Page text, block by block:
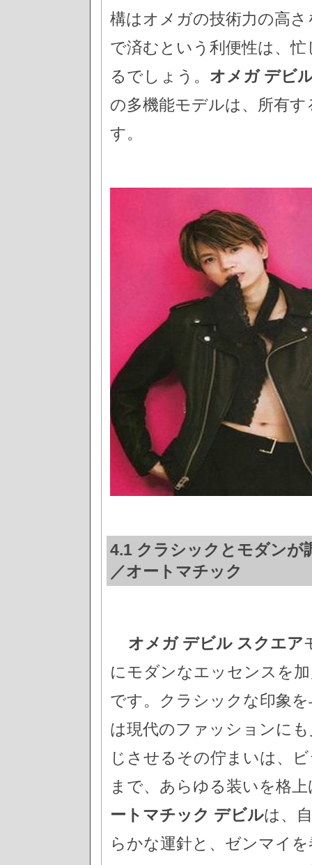
構はオメガの技術力の高
で済むという利便性は、
るでしょう。 オメガ デビ
の多機能モデルは、所有
す。
4.1 クラシックとモダン
／オートマチック
オメガ デビル スクエア
にモダンなエッセンスを
です。クラシックな印象
は現代のファッションに
じさせるその佇まいは、
まで、あらゆる装いを格
ートマチック デビルは、
らかな運針と、ゼンマイ